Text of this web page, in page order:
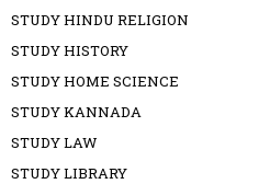
STUDY HINDU RELIGION
STUDY HISTORY
STUDY HOME SCIENCE
STUDY KANNADA
STUDY LAW
STUDY LIBRARY